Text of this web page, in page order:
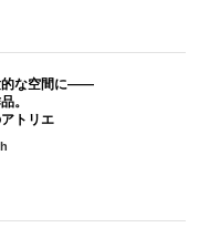
的な空間に――
。
トリエ